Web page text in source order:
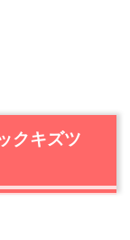
クキズツ